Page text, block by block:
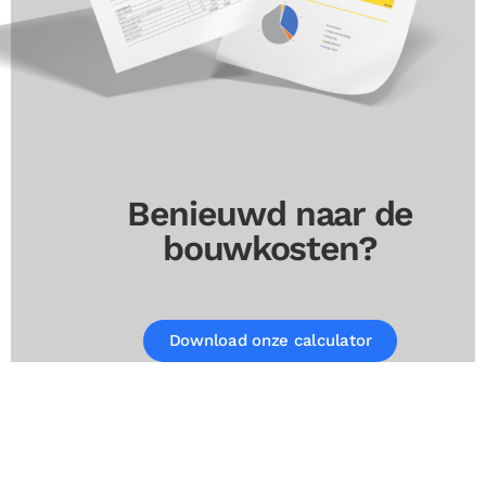
Benieuwd naar de
bouwkosten?
Download onze calculator